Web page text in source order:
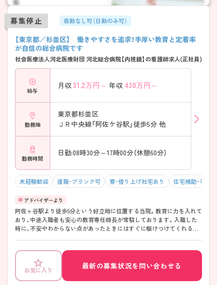
募集停止 夜勤なし可（日勤のみ可）
【東京都／杉並区】 働きやすさを追求！手厚い教育と定着率
が自信の総合病院です
社会医療法人河北医療財団 河北総合病院【内視鏡】の看護師求人(正社員)
給与
月収 31.2万円～ 年収 430万円～
勤務地
東京都杉並区
ＪＲ中央線「阿佐ケ谷駅」徒歩5分 他
勤務時間
日勤:08時30分～17時00分（休憩60分）
未経験歓迎 復職・ブランク可 寮・借り上げ社宅あり 住宅補助・手当
阿佐ヶ谷駅より徒歩5分という好立地に位置する当院。教育に力を入れて
おり、中途入職者も安心の教育専任師長が常駐しております。入職した
時に、不安やわからない点があったときにはすぐに駆けつけてくれる体
メで、認定・専門看護師が多数在籍しており、資格取得を目指す看護師に
は、支援を惜しみません。 ご興味のある方は、マイナビ看護師までお問い
合わせ下さい！
お気に入り 最新の募集状況を問い合わせる